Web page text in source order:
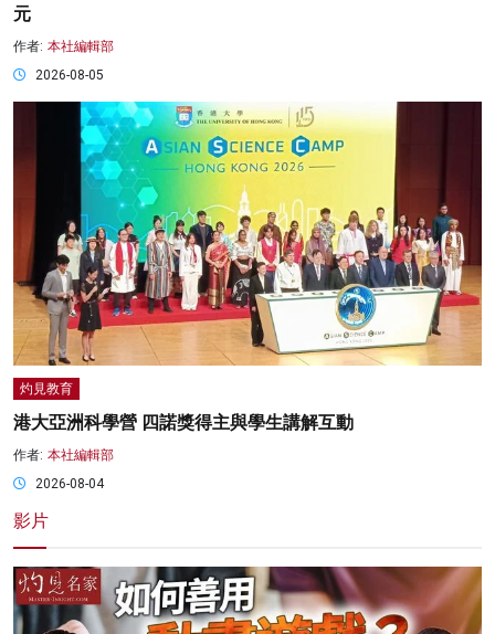
元
作者: 本社編輯部
2026-08-05
灼見教育
港大亞洲科學營 四諾獎得主與學生講解互動
作者: 本社編輯部
2026-08-04
影片